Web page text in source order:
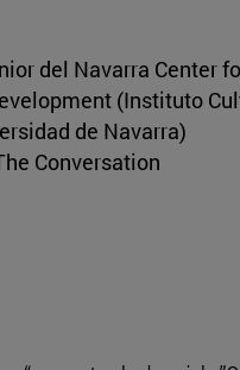
del Navarra Center
(Instituto
de Navarra)
Conversation